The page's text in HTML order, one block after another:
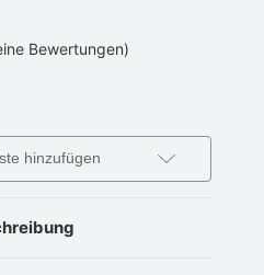
Bewertungen)
hinzufügen